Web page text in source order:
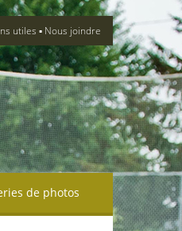
utiles Nous joindre
de photos